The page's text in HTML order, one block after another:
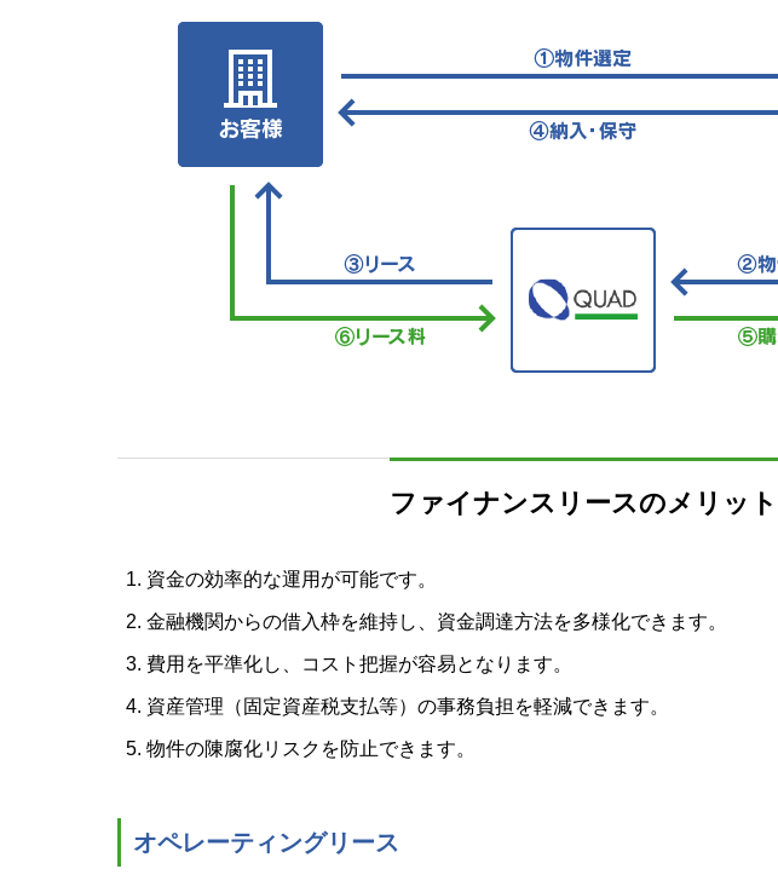
ファイナンスリースのメリット
資金の効率的な運用が可能です。
金融機関からの借入枠を維持し、資金調達方法を多様化できます。
費用を平準化し、コスト把握が容易となります。
資産管理（固定資産税支払等）の事務負担を軽減できます。
物件の陳腐化リスクを防止できます。
オペレーティングリース